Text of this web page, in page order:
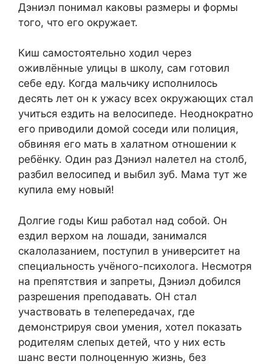
Дэниэл понимал каковы размеры и формы
того, что его окружает.
Киш самостоятельно ходил через
оживлённые улицы в школу, сам готовил
себе еду. Когда мальчику исполнилось
десять лет он к ужасу всех окружающих стал
учиться ездить на велосипеде. Неоднократно
его приводили домой соседи или полиция,
обвиняя его мать в халатном отношении к
ребёнку. Один раз Дэниэл налетел на столб,
разбил велосипед и выбил зуб. Мама тут же
купила ему новый!
Долгие годы Киш работал над собой. Он
ездил верхом на лошади, занимался
скалолазанием, поступил в университет на
специальность учёного-психолога. Несмотря
на препятствия и запреты, Дэниэл добился
разрешения преподавать. ОН стал
участвовать в телепередачах, где
демонстрируя свои умения, хотел показать
родителям слепых детей, что у них есть
шанс вести полноценную жизнь, без